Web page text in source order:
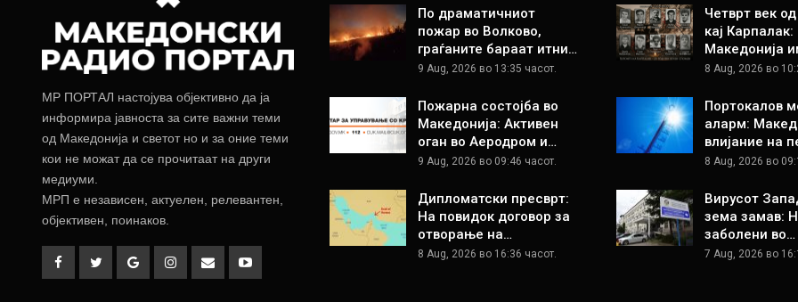
МР ПОРТАЛ настојува објективно да ја
информира јавноста за сите важни теми
од Македонија и светот но и за оние теми
кои не можат да се прочитаат на други
медиуми.
МРП е независен, актуелен, релевантен,
објективен, поинаков.
По драматичниот
пожар во Волково,
граѓаните бараат итни…
9 Aug, 2026 во 13:35 часот.
Пожарна состојба во
Македонија: Активен
оган во Аеродром и…
9 Aug, 2026 во 09:46 часот.
Дипломатски пресврт:
На повидок договор за
отворање на…
8 Aug, 2026 во 16:36 часот.
Четврт век
кај Карпалак:
Македонија
8 Aug, 2026 во
Портокалов
аларм:
влијание на
8 Aug, 2026 во
Вирусот
зема замав:
заболени во…
7 Aug, 2026 во